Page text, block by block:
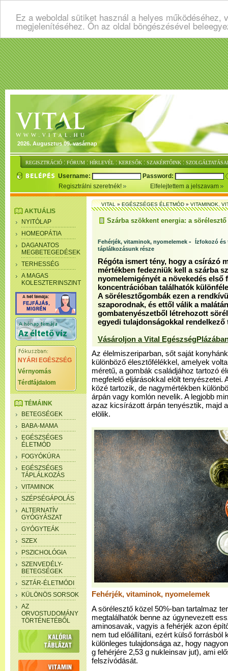
Ez a weboldal sütiket használ a helyes
megjelenítéséhez. Ön az oldal böngészésével
2026. Augusztus 09. vasárnap
REGISZTRÁCIÓ : FÓRUM : HÍRLEVÉL : KERESŐK : SZAKÉRTŐINK :
Username:
Password:
Regisztrálni szeretnék!
Elfelejtettem a jelszavam
AKTUÁLIS
NYITÓLAP
HOMEOPÁTIA
DAGANATOS
MEGBETEGEDÉSEK
TERHESSÉG
A MAGAS
KOLESZTERINSZINT
NYÁRI EGÉSZSÉG
Vérnyomás
Térdfájdalom
TÉMÁINK
BETEGSÉGEK
BABA-MAMA
EGÉSZSÉGES
ÉLETMÓD
FOGYÓKÚRA
EGÉSZSÉGES
TÁPLÁLKOZÁS
VITAMINOK
SZÉPSÉGÁPOLÁS
ALTERNATÍV
GYÓGYÁSZAT
GYÓGYTEÁK
SZEX
PSZICHOLÓGIA
SZENVEDÉLY-
BETEGSÉGEK
SZTÁR-ÉLETMÓDI
KÜLÖNÖS SORSOK
AZ
ORVOSTUDOMÁNY
TÖRTÉNETÉBŐL
VITAL»EGÉSZSÉGES ÉLETMÓD»VITAMINOK,
Szárba szökkent energia: a sörélesztő
Fehérjék, vitaminok, nyomelemek - Ízfokozó és
táplálkozásunk része
Régóta ismert tény, hogy a csírázó
mértékben fedezniük kell a szárba
nyomelemigényét a növekedés első
koncentrációban találhatók
A sörélesztőgombák ezen a
szaporodnak, és ettől válik a
gombatenyészetből létrehozott
egyedi tulajdonságokkal rendelkező
Vásároljon a Vital
Az élelmiszeriparban, sőt saját
különböző élesztőfélékkel, amelyek
méretű, a gombák családjához tartozó
megfelelő eljárásokkal elölt tenyészetei.
közé tartozik, de nagymértékben
árpán vagy komlón nevelik. A legjobb
azaz kicsírázott árpán tenyésztik, majd
elölik.
Fehérjék, vitaminok, nyomelemek
A sörélesztő közel 50%-ban tartalmaz
megtalálhatók benne az úgynevezett
aminosavak, vagyis a fehérjék azon
nem tud előállítani, ezért külső forrásból
különleges tulajdonsága az, hogy
g fehérjére 2,53 g nukleinsav jut), ami
felszívódását.